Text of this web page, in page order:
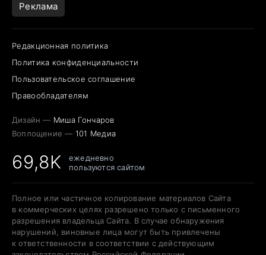
Реклама
Редакционная политика
Политика конфиденциальности
Пользовательское соглашение
Правообладателям
Дизайн — Миша Гончаров
Воплощение — 101 Медиа
69,8K
ежедневно
пользуются сайтом
Полное или частичное копирование материалов Сайта
в коммерческих целях разрешено только с письменного
разрешения владельца Сайта. В случае обнаружения
нарушений, виновные лица могут быть привлечены
к ответственности в соответствии с действующим